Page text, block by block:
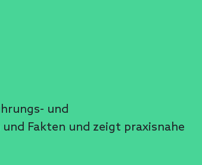
und
Fakten und zeigt praxisnahe